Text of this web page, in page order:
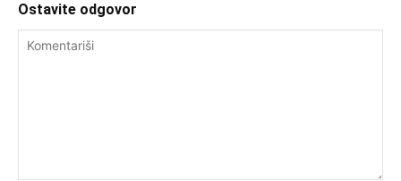
Ostavite odgovor